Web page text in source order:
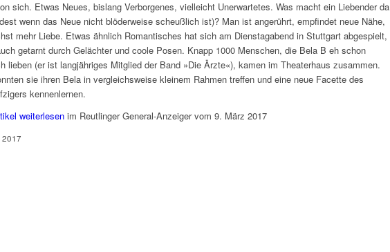
sich. Etwas Neues, bislang Verborgenes, vielleicht Unerwartetes. Was macht ein Liebender da
wenn das Neue nicht blöderweise scheußlich ist)? Man ist angerührt, empfindet neue Nähe,
mehr Liebe. Etwas ähnlich Romantisches hat sich am Dienstagabend in Stuttgart abgespielt,
getarnt durch Gelächter und coole Posen. Knapp 1000 Menschen, die Bela B eh schon
lieben (er ist langjähriges Mitglied der Band »Die Ärzte«), kamen im Theaterhaus zusammen.
sie ihren Bela in vergleichsweise kleinem Rahmen treffen und eine neue Facette des
kennenlernen.
weiterlesen im Reutlinger General-Anzeiger vom 9. März 2017
2017